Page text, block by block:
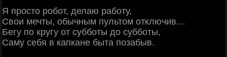
Я просто робот, делаю работу,
Свои мечты, обычным пультом отключив…
Бегу по кругу от субботы до субботы,
Саму себя в капкане быта позабыв.